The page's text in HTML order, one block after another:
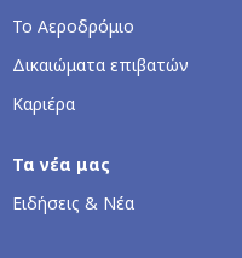
Το Αεροδρόμιο
Δικαιώματα επιβατών
Καριέρα
Τα νέα μας
Ειδήσεις & Νέα